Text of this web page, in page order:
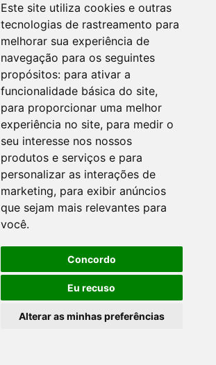
Este site utiliza cookies e outras
tecnologias de rastreamento para
melhorar sua experiência de
navegação para os seguintes
propósitos: para ativar a
funcionalidade básica do site,
para proporcionar uma melhor
experiência no site, para medir o
seu interesse nos nossos
produtos e serviços e para
personalizar as interações de
marketing, para exibir anúncios
que sejam mais relevantes para
você.
Concordo
Eu recuso
Alterar as minhas preferências